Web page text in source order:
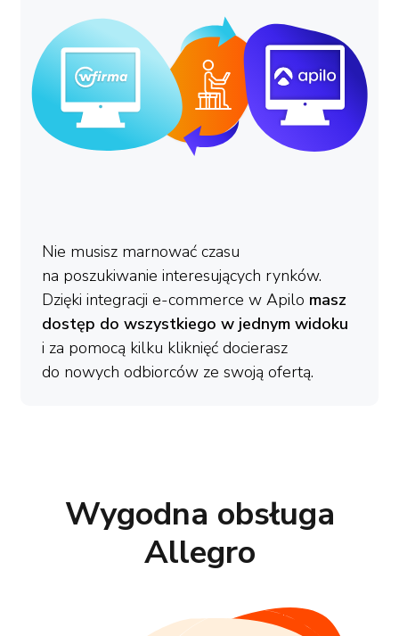
Nie musisz marnować czasu
na poszukiwanie interesujących rynków.
Dzięki integracji e-commerce w Apilo masz
dostęp do wszystkiego w jednym widoku
i za pomocą kilku kliknięć docierasz
do nowych odbiorców ze swoją ofertą.
Wygodna obsługa
Allegro